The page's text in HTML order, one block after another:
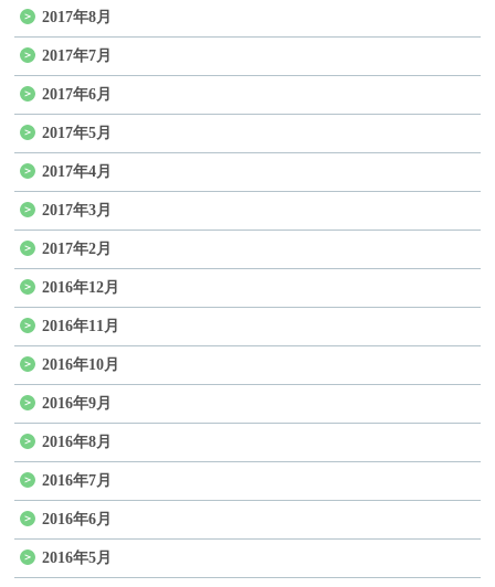
2017年8月
2017年7月
2017年6月
2017年5月
2017年4月
2017年3月
2017年2月
2016年12月
2016年11月
2016年10月
2016年9月
2016年8月
2016年7月
2016年6月
2016年5月